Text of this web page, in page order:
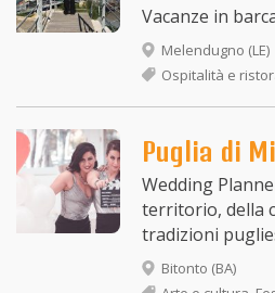
Vacanze in
Melendugno (LE)
Ospitalità e
Puglia di
Wedding
territorio, della
tradizioni
Bitonto (BA)